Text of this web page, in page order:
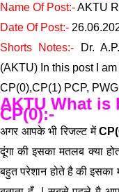
Name Of Post:-AKTU
Date Of Post:-
Shorts Notes:-
Dr.
(AKTU) In this post I
CP(0),CP(1) PCP,
AKTU What is
CP(0):-
अगर आपके भी रिजल्ट में
दूंगा की इसका मतलब क्या
बहुत परेशान होते है की इसका